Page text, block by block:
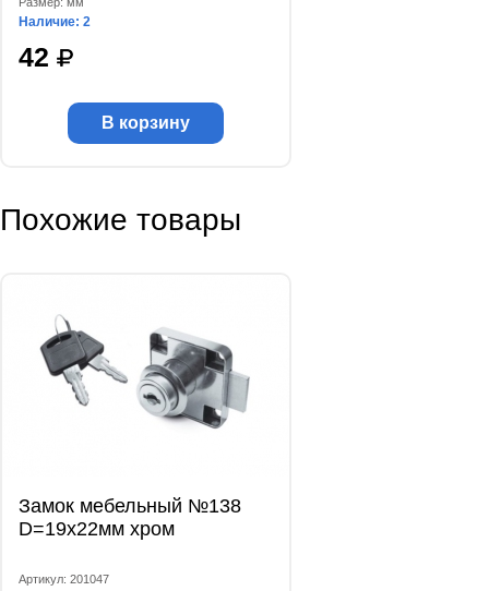
Наличие: 2
42
В корзину
Похожие товары
Замок мебельный №138
D=19x22мм хром
Артикул: 201047